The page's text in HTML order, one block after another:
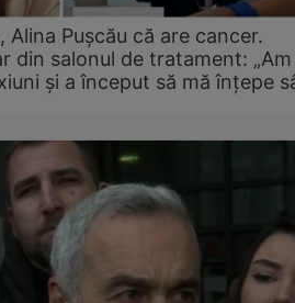
Pușcău că are cancer.
din salonul de tratament:
și a început să mă înțepe